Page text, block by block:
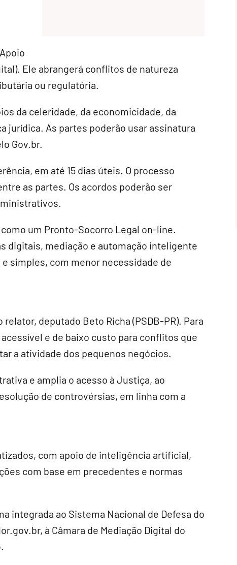
Ele abrangerá conflitos de natureza
ou regulatória.
da celeridade, da economicidade, da
jurídica. As partes poderão usar assinatura
Gov.br.
em até 15 dias úteis. O processo
as partes. Os acordos poderão ser
um Pronto-Socorro Legal on-line.
digitais, mediação e automação inteligente
simples, com menor necessidade de
deputado Beto Richa (PSDB-PR). Para
e de baixo custo para conflitos que
a atividade dos pequenos negócios.
e amplia o acesso à Justiça, ao
de controvérsias, em linha com a
com apoio de inteligência artificial,
com base em precedentes e normas
integrada ao Sistema Nacional de Defesa do
à Câmara de Mediação Digital do